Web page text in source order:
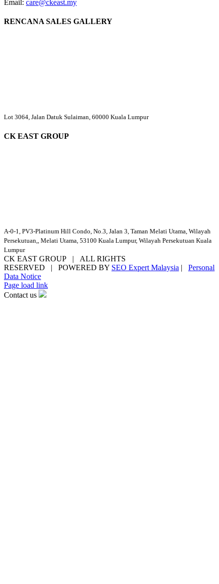
Email: care@ckeast.my
RENCANA SALES GALLERY
Lot 3064, Jalan Datuk Sulaiman, 60000 Kuala Lumpur
CK EAST GROUP
A-0-1, PV3-Platinum Hill Condo, No.3, Jalan 3, Taman Melati Utama, Wilayah
Persekutuan,, Melati Utama, 53100 Kuala Lumpur, Wilayah Persekutuan Kuala
Lumpur
CK EAST GROUP | ALL RIGHTS
RESERVED | POWERED BY SEO Expert Malaysia | Personal
Data Notice
Facebook
YouTube
Email
Page load link
Contact us